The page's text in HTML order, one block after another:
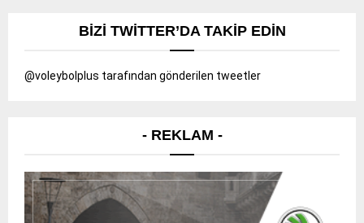
BIZI TWITTER’DA TAKIP EDIN
@voleybolplus tarafından gönderilen tweetler
- REKLAM -